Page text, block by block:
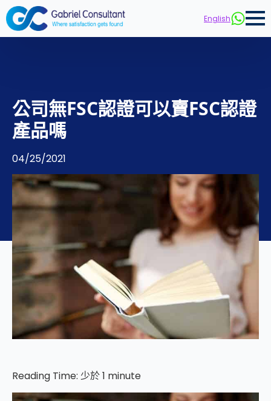
English
公司無FSC認證可以賣FSC認證
產品嗎
04/25/2021
Reading Time: 少於 1 minute